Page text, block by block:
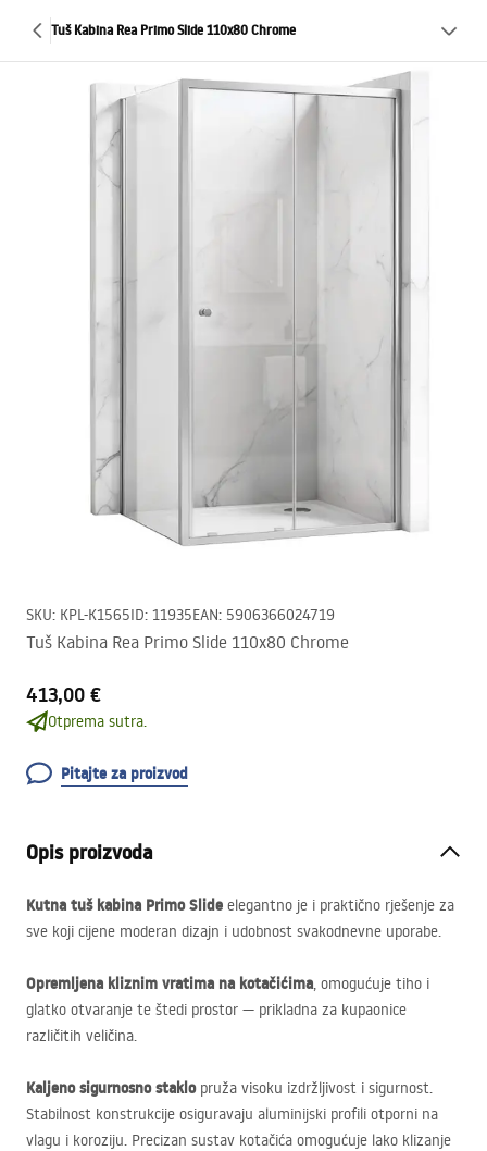
Tuš Kabina Rea Primo Slide 110x80 Chrome
SKU: KPL-K1565ID: 11935EAN: 5906366024719
Tuš Kabina Rea Primo Slide 110x80 Chrome
413,00 €
Otprema sutra.
Pitajte za proizvod
Opis proizvoda
Kutna tuš kabina Primo Slide elegantno je i praktično rješenje za
sve koji cijene moderan dizajn i udobnost svakodnevne uporabe.
Opremljena kliznim vratima na kotačićima, omogućuje tiho i
glatko otvaranje te štedi prostor — prikladna za kupaonice
različitih veličina.
Kaljeno sigurnosno staklopruža visoku izdržljivost i sigurnost.
Stabilnost konstrukcije osiguravaju aluminijski profili otporni na
vlagu i koroziju. Precizan sustav kotačića omogućuje lako klizanje